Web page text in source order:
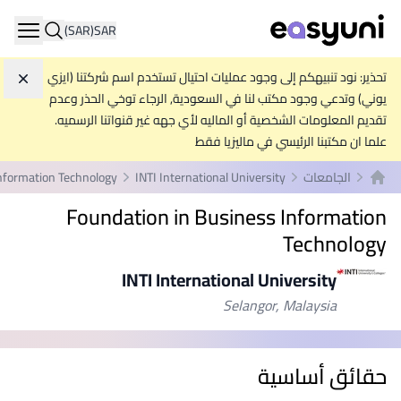
SAR
(SAR)
تحذير: نود تنبيهكم إلى وجود عمليات احتيال تستخدم اسم شركتنا (ايزي
يوني) وتدعي وجود مكتب لنا في السعودية, الرجاء توخي الحذر وعدم
تقديم المعلومات الشخصية أو الماليه لأي جهه غير قنواتنا الرسميه.
علما ان مكتبنا الرئيسي في ماليزيا فقط
الصفحة الرئيسية
الجامعات INTI International University
Technology
Foundation in Business Information
Technology
INTI International University
Selangor, Malaysia
حقائق أساسية